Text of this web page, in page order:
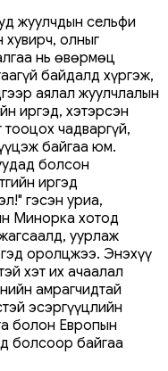
жуулчдын сельфи
хувирч, олныг
нь өвөрмөц
байдалд хүргэж,
аялал жуулчлалын
иргэд, хэтэрсэн
чадваргүй,
байгаа юм.
болсон
иргэд
гэсэн уриа,
Минорка хотод
уурлаж
оролцжээ. Энэхүү
хэт их ачаалал
амрагчидтай
эсэргүүцлийн
болон Европын
болсоор байгаа